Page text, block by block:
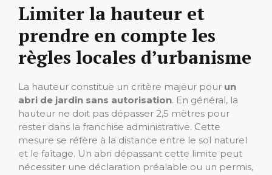
Limiter la hauteur et
prendre en compte les
règles locales d’urbanisme
La hauteur constitue un critère majeur pour un
abri de jardin sans autorisation. En général, la
hauteur ne doit pas dépasser 2,5 mètres pour
rester dans la franchise administrative. Cette
mesure se réfère à la distance entre le sol naturel
et le faîtage. Un abri dépassant cette limite peut
nécessiter une déclaration préalable ou un permis,